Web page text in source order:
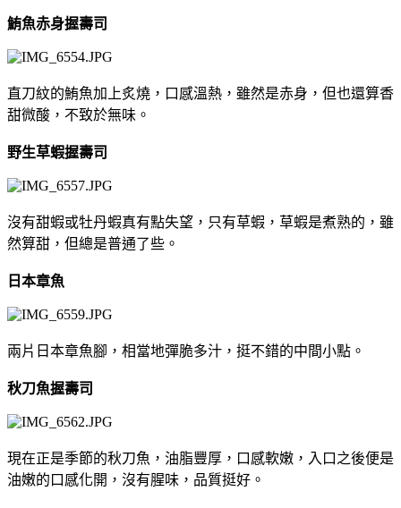
鮪魚赤身握壽司
直刀紋的鮪魚加上炙燒，口感溫熱，雖然是赤身，但也還算香
甜微酸，不致於無味。
野生草蝦握壽司
沒有甜蝦或牡丹蝦真有點失望，只有草蝦，草蝦是煮熟的，雖
然算甜，但總是普通了些。
日本章魚
兩片日本章魚腳，相當地彈脆多汁，挺不錯的中間小點。
秋刀魚握壽司
現在正是季節的秋刀魚，油脂豐厚，口感軟嫩，入口之後便是
油嫩的口感化開，沒有腥味，品質挺好。